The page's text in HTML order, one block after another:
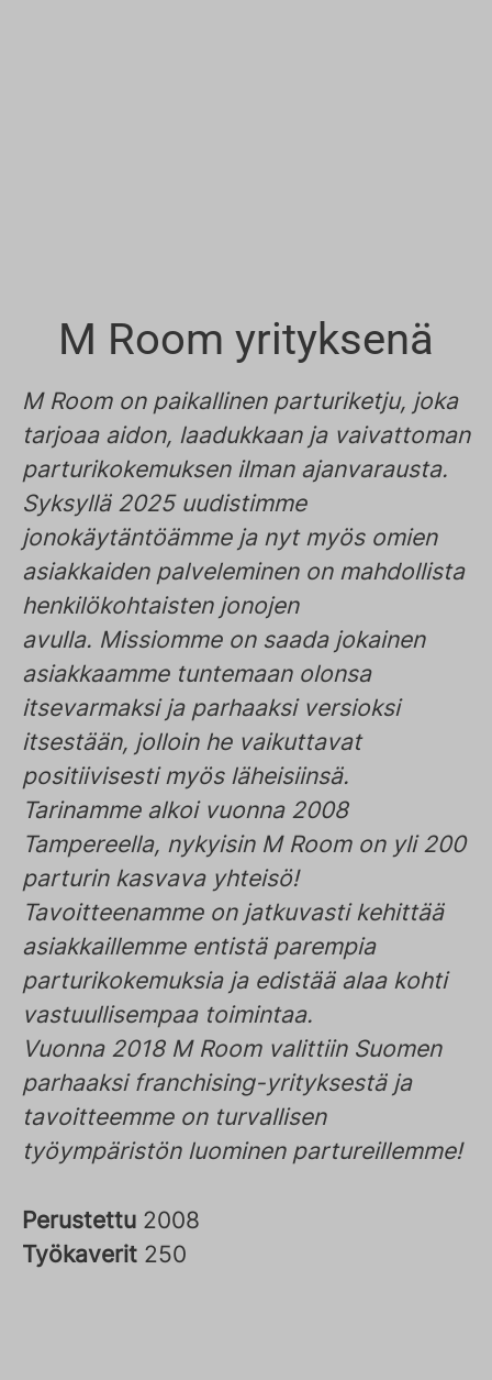
M Room yrityksenä
M Room on paikallinen parturiketju, joka
tarjoaa aidon, laadukkaan ja vaivattoman
parturikokemuksen ilman ajanvarausta.
Syksyllä 2025 uudistimme
jonokäytäntöämme ja nyt myös omien
asiakkaiden palveleminen on mahdollista
henkilökohtaisten jonojen
avulla. Missiomme on saada jokainen
asiakkaamme tuntemaan olonsa
itsevarmaksi ja parhaaksi versioksi
itsestään, jolloin he vaikuttavat
positiivisesti myös läheisiinsä.
Tarinamme alkoi vuonna 2008
Tampereella, nykyisin M Room on yli 200
parturin kasvava yhteisö!
Tavoitteenamme on jatkuvasti kehittää
asiakkaillemme entistä parempia
parturikokemuksia ja edistää alaa kohti
vastuullisempaa toimintaa.
Vuonna 2018 M Room valittiin Suomen
parhaaksi franchising-yrityksestä ja
tavoitteemme on turvallisen
työympäristön luominen partureillemme!
Perustettu 2008
Työkaverit 250